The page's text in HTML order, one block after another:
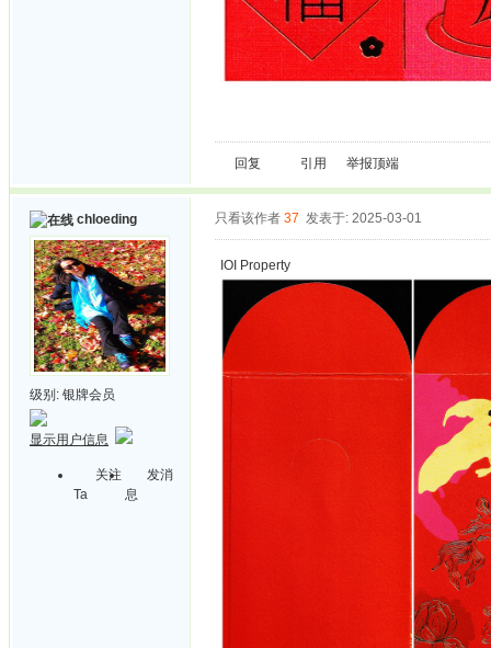
回复 引用 举报顶端
chloeding
级别: 银牌会员
显示用户信息
关注
Ta
发消
息
只看该作者 37 发表于: 2025-03-01
IOI Property